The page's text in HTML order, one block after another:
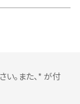
。また、* が付